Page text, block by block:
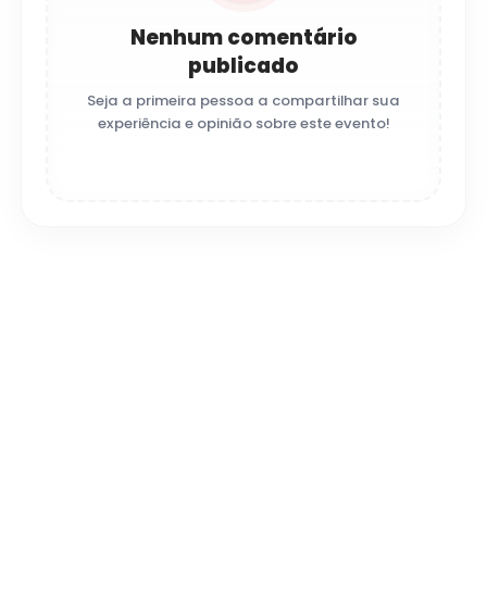
Nenhum comentário
publicado
Seja a primeira pessoa a compartilhar sua
experiência e opinião sobre este evento!